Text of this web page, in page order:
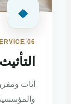
◆
SERVICE 06
أثاث